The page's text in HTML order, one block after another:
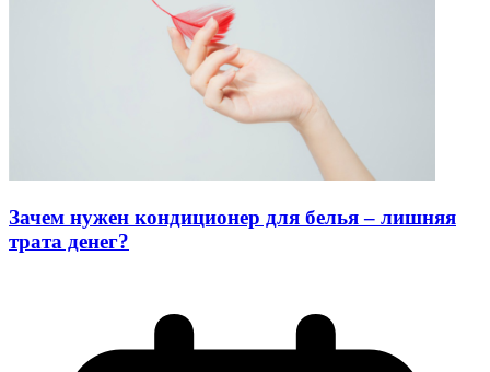
Зачем нужен кондиционер для белья – лишняя
трата денег?